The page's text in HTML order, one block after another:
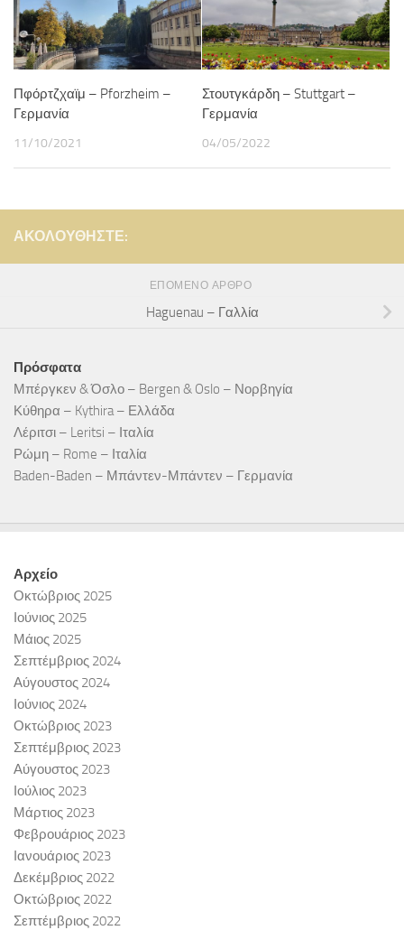
Πφόρτζχαϊμ – Pforzheim –
Γερμανία
11/10/2021
Στουτγκάρδη – Stuttgart –
Γερμανία
04/05/2022
ΑΚΟΛΟΥΘΉΣΤΕ:
ΕΠΌΜΕΝΟ ΆΡΘΡΟ
Haguenau – Γαλλία
Πρόσφατα
Μπέργκεν & Όσλο – Bergen & Oslo – Νορβηγία
Κύθηρα – Kythira – Ελλάδα
Λέριτσι – Leritsi – Ιταλία
Ρώμη – Rome – Ιταλία
Baden-Baden – Μπάντεν-Μπάντεν – Γερμανία
Αρχείο
Οκτώβριος 2025
Ιούνιος 2025
Μάιος 2025
Σεπτέμβριος 2024
Αύγουστος 2024
Ιούνιος 2024
Οκτώβριος 2023
Σεπτέμβριος 2023
Αύγουστος 2023
Ιούλιος 2023
Μάρτιος 2023
Φεβρουάριος 2023
Ιανουάριος 2023
Δεκέμβριος 2022
Οκτώβριος 2022
Σεπτέμβριος 2022